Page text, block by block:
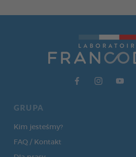
GRUPA
Kim jesteśmy?
FAQ / Kontakt